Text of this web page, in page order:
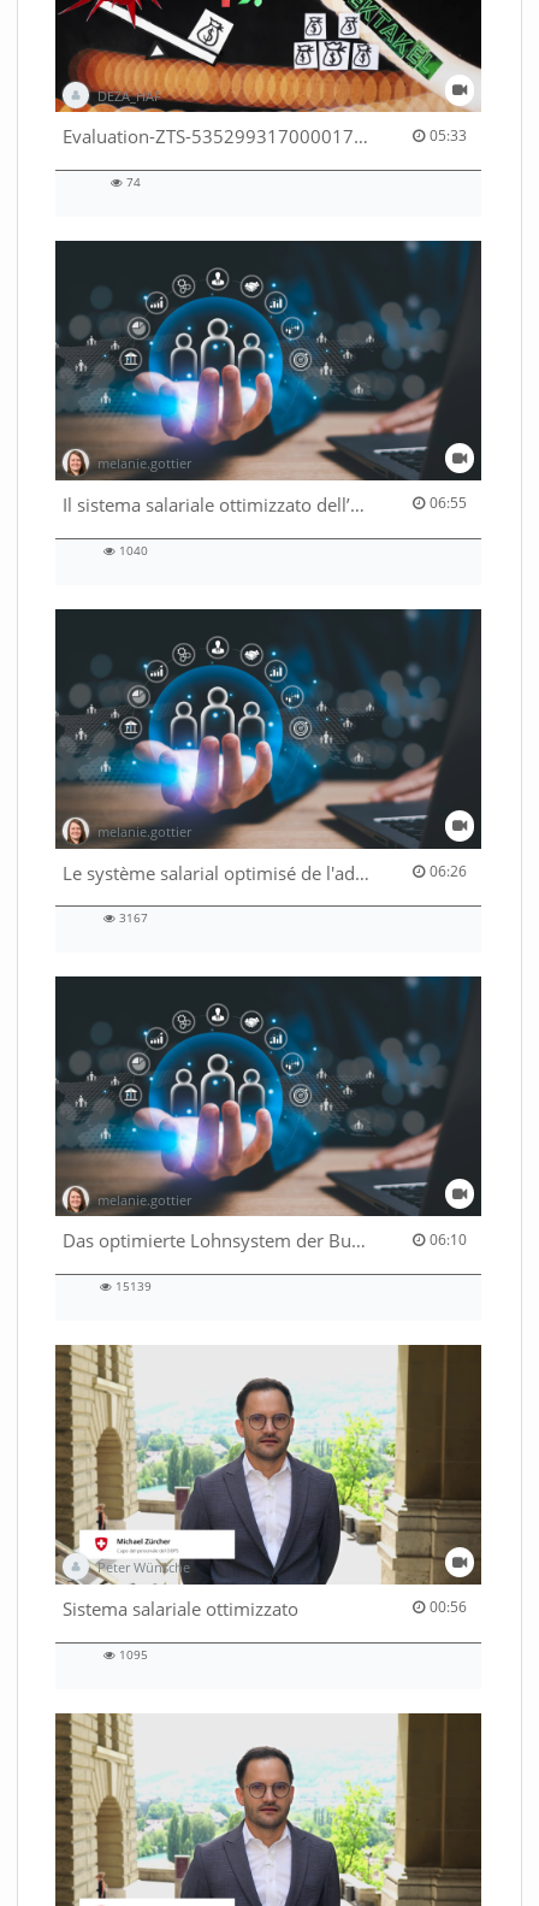
DEZA_HAF
Evaluation-ZTS-53529931700001791 05:33
05:33 duration
74
melanie.gottier
Il sistema salariale ottimizzato dell’Amministrazione federale 06:55
06:55 duration
1040
melanie.gottier
Le système salarial optimisé de l'administration fédérale 06:26
06:26 duration
3167
melanie.gottier
Das optimierte Lohnsystem der Bundesverwaltung 06:10
06:10 duration
15139
Peter Wünsche
Sistema salariale ottimizzato 00:56
00:56 duration
1095